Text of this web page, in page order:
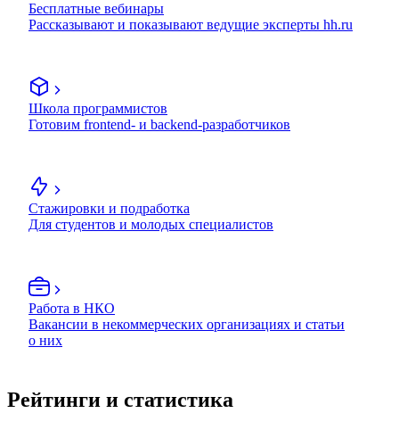
Бесплатные вебинары
Рассказывают и показывают ведущие эксперты hh.ru
Школа программистов
Готовим frontend- и backend-разработчиков
Стажировки и подработка
Для студентов и молодых специалистов
Работа в НКО
Вакансии в некоммерческих организациях и статьи
о них
Рейтинги и статистика